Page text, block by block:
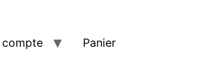
compte Panier